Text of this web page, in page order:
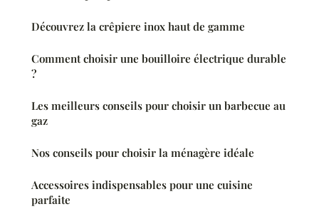
Découvrez la crêpiere inox haut de gamme
Comment choisir une bouilloire électrique durable
?
Les meilleurs conseils pour choisir un barbecue au
gaz
Nos conseils pour choisir la ménagère idéale
Accessoires indispensables pour une cuisine
parfaite